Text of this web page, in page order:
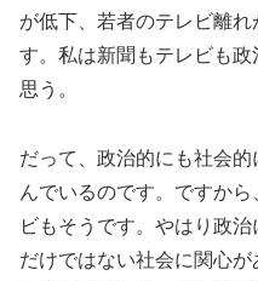
が低下、若者のテレビ離
す。私は新聞もテレビも
思う。
だって、政治的にも社会
んでいるのです。ですか
ビもそうです。やはり政
だけではない社会に関心